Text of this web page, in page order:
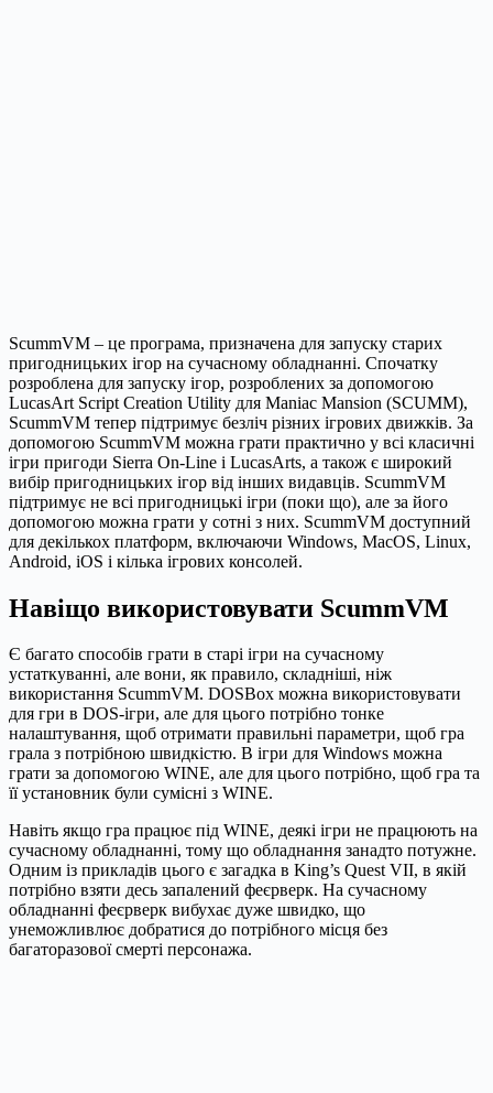
ScummVM – це програма, призначена для запуску старих
пригодницьких ігор на сучасному обладнанні. Спочатку
розроблена для запуску ігор, розроблених за допомогою
LucasArt Script Creation Utility для Maniac Mansion (SCUMM),
ScummVM тепер підтримує безліч різних ігрових движків. За
допомогою ScummVM можна грати практично у всі класичні
ігри пригоди Sierra On-Line і LucasArts, а також є широкий
вибір пригодницьких ігор від інших видавців. ScummVM
підтримує не всі пригодницькі ігри (поки що), але за його
допомогою можна грати у сотні з них. ScummVM доступний
для декількох платформ, включаючи Windows, MacOS, Linux,
Android, iOS і кілька ігрових консолей.
Навіщо використовувати ScummVM
Є багато способів грати в старі ігри на сучасному
устаткуванні, але вони, як правило, складніші, ніж
використання ScummVM. DOSBox можна використовувати
для гри в DOS-ігри, але для цього потрібно тонке
налаштування, щоб отримати правильні параметри, щоб гра
грала з потрібною швидкістю. В ігри для Windows можна
грати за допомогою WINE, але для цього потрібно, щоб гра та
її установник були сумісні з WINE.
Навіть якщо гра працює під WINE, деякі ігри не працюють на
сучасному обладнанні, тому що обладнання занадто потужне.
Одним із прикладів цього є загадка в King’s Quest VII, в якій
потрібно взяти десь запалений феєрверк. На сучасному
обладнанні феєрверк вибухає дуже швидко, що
унеможливлює добратися до потрібного місця без
багаторазової смерті персонажа.